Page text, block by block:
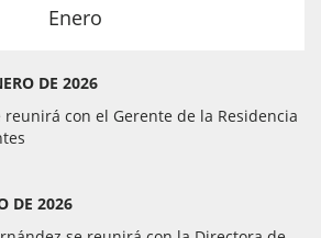
Enero
DE 2026
reunirá con el Gerente de la Residencia
DE 2026